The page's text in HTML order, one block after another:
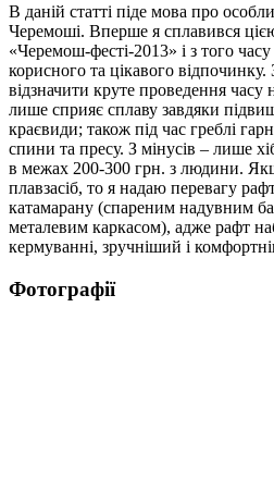
В даній статті піде мова про
Черемоші. Вперше я сплавився
«Черемош-фесті-2013» і з того
корисного та цікавого
відзначити круте проведення
лише сприяє сплаву завдяки
краєвиди; також під час греблі
спини та пресу. З мінусів – лише
в межах 200-300 грн. з людини.
плавзасіб, то я надаю перевагу
катамарану (спареним надувним
металевим каркасом), адже рафт
кермуванні, зручніший і
Фотографії